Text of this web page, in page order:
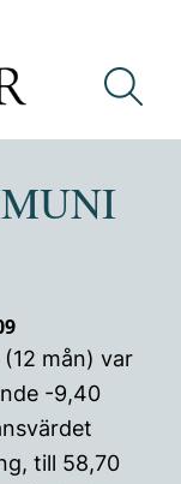
mån) var
-9,40
till 58,70